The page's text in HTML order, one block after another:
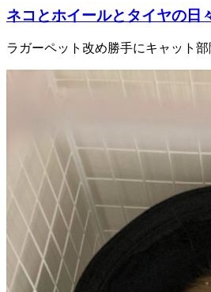
ネコとホイールとタイヤの日
ラガーペット改め勝手にキャット